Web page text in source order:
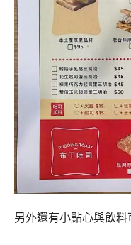
另外還有小點心與飲料